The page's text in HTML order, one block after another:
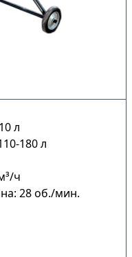
л
180 л
ч
28 об./мин.